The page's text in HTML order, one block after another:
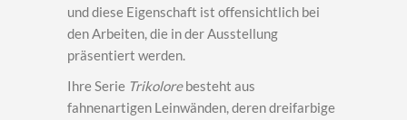
und diese Eigenschaft ist offensichtlich bei
den Arbeiten, die in der Ausstellung
präsentiert werden.
Ihre Serie Trikolorebesteht aus
fahnenartigen Leinwänden, deren dreifarbige